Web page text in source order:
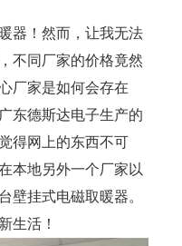
器！然而，让我无法
不同厂家的价格竟然
厂家是如何会存在
东德斯达电子生产的
得网上的东西不可
本地另外一个厂家以
壁挂式电磁取暖器。
生活！